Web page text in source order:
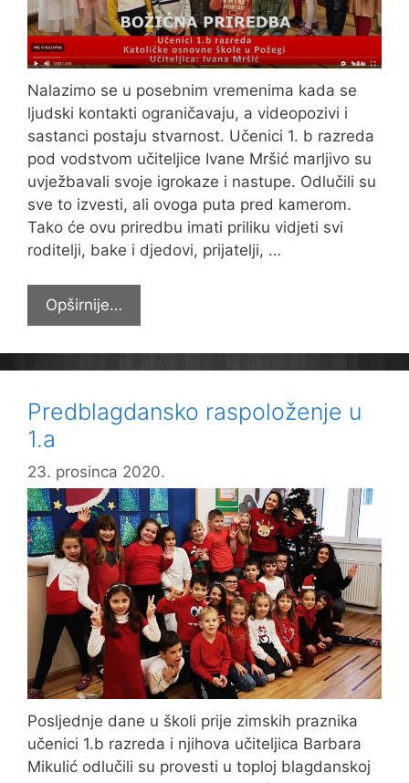
Nalazimo se u posebnim vremenima kada se
ljudski kontakti ograničavaju, a videopozivi i
sastanci postaju stvarnost. Učenici 1. b razreda
pod vodstvom učiteljice Ivane Mršić marljivo su
uvježbavali svoje igrokaze i nastupe. Odlučili su
sve to izvesti, ali ovoga puta pred kamerom.
Tako će ovu priredbu imati priliku vidjeti svi
roditelji, bake i djedovi, prijatelji, …
Opširnije…
u
1.b
Predblagdansko raspoloženje u
1.a
23. prosinca 2020.
Posljednje dane u školi prije zimskih praznika
učenici 1.b razreda i njihova učiteljica Barbara
Mikulić odlučili su provesti u toploj blagdanskoj